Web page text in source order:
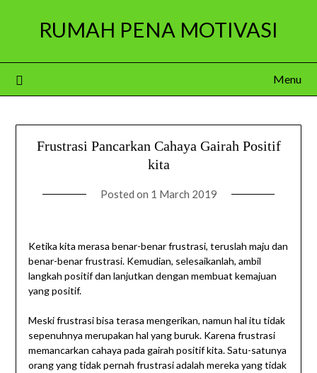
RUMAH PENA MOTIVASI
Menu
Frustrasi Pancarkan Cahaya Gairah Positif
kita
Posted on 1 March 2019
Ketika kita merasa benar-benar frustrasi, teruslah maju dan
benar-benar frustrasi. Kemudian, selesaikanlah, ambil
langkah positif dan lanjutkan dengan membuat kemajuan
yang positif.
Meski frustrasi bisa terasa mengerikan, namun hal itu tidak
sepenuhnya merupakan hal yang buruk. Karena frustrasi
memancarkan cahaya pada gairah positif kita. Satu-satunya
orang yang tidak pernah frustrasi adalah mereka yang tidak